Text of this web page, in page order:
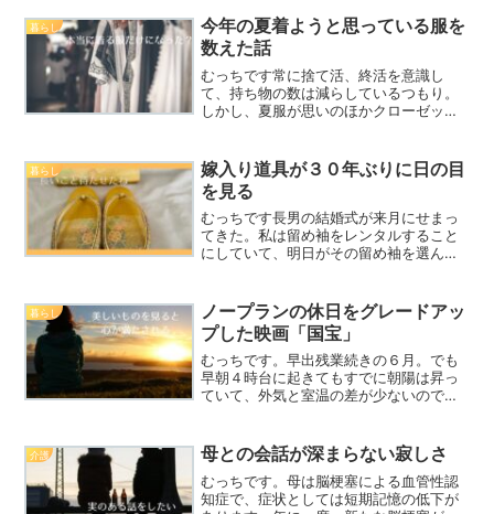
暮らし
今年の夏着ようと思っている服を
数えた話
むっちです常に捨て活、終活を意識し
て、持ち物の数は減らしているつもり。
しかし、夏服が思いのほかクローゼット
え直してみました。ワンピース ４チュニ
ック １トップス ９...
暮らし
嫁入り道具が３０年ぶりに日の目
を見る
むっちです長男の結婚式が来月にせまっ
てきた。私は留め袖をレンタルすること
にしていて、明日がその留め袖を選んで
必要なんだけど、全てタンスにあったと
思うが去年捨てた。何十年...
暮らし
ノープランの休日をグレードアッ
プした映画「国宝」
むっちです。早出残業続きの６月。でも
早朝４時台に起きてもすでに朝陽は昇っ
ていて、外気と室温の差が少ないので辛
気。暖かくて、毎日朝陽と夕陽が見れる
ってことは、私にとって本当...
介護 母との会話が深まらない寂しさ
むっちです。母は脳梗塞による血管性認
知症で、症状としては短期記憶の低下が